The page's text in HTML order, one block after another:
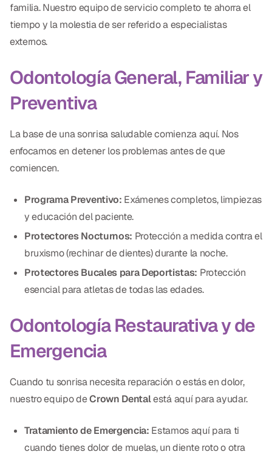
Español
familia. Nuestro equipo de servicio completo te ahorra el
tiempo y la molestia de ser referido a especialistas
externos.
Odontología General, Familiar y
Preventiva
La base de una sonrisa saludable comienza aquí. Nos
enfocamos en detener los problemas antes de que
comiencen.
Programa Preventivo: Exámenes completos, limpiezas
y educación del paciente.
Protectores Nocturnos: Protección a medida contra el
bruxismo (rechinar de dientes) durante la noche.
Protectores Bucales para Deportistas: Protección
esencial para atletas de todas las edades.
Odontología Restaurativa y de
Emergencia
Cuando tu sonrisa necesita reparación o estás en dolor,
nuestro equipo deCrown Dentalestá aquí para ayudar.
Tratamiento de Emergencia: Estamos aquí para ti
cuando tienes dolor de muelas, un diente roto o otra